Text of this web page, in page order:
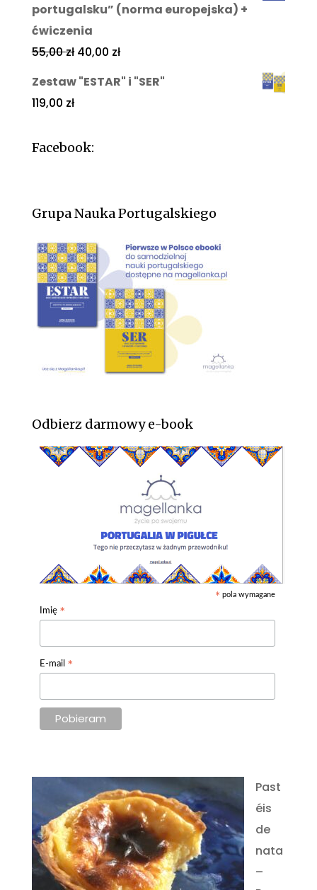
portugalsku” (norma europejska) +
ćwiczenia
55,00zł 40,00 zł
Zestaw "ESTAR" i "SER"
119,00 zł
Facebook:
Grupa Nauka Portugalskiego
Odbierz darmowy e-book
* pola wymagane
Imię *
E-mail *
Past
éis
de
nata
–